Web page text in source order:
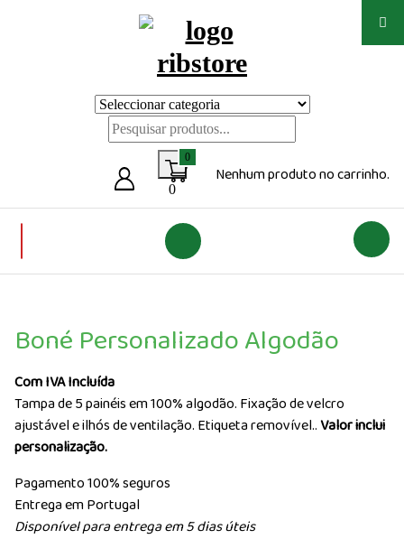
0
0
Nenhum produto no carrinho.
Boné Personalizado Algodão
Com IVA Incluída
Tampa de 5 painéis em 100% algodão. Fixação de velcro
ajustável e ilhós de ventilação. Etiqueta removível..Valor inclui
personalização.
Pagamento 100% seguros
Entrega em Portugal
Disponível para entrega em 5 dias úteis